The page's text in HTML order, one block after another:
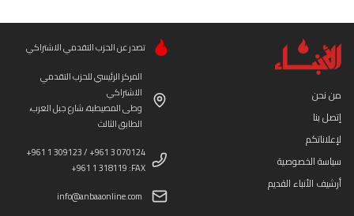
من نحن
إتصل بنا
لإعلاناتكم
سياسة الخصوصية
أرشيف الأنباء القديم
تصدر عن الحزب التقدمي الاشتراكي
المركز الرئيسي للحزب التقدمي
الاشتراكي
وطى المصيطبة، شارع جبل العرب،
الطابق الثالث
+961 1 309123 / +961 3 070124
+961 1 318119 :FAX
info@anbaaonline.com